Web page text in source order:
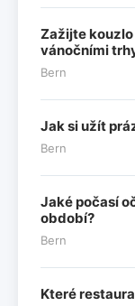
Zažijte
vánočními
Bern
Jak si užít
Bern
Jaké počasí
období?
Bern
Které